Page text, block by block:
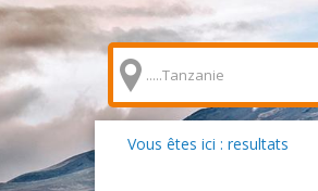
Vous êtes ici : resultats